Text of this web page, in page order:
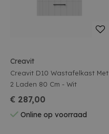
Creavit
Creavit D10 Wastafelkast Met
2 Laden 80 Cm - Wit
€ 287,00
Online op voorraad